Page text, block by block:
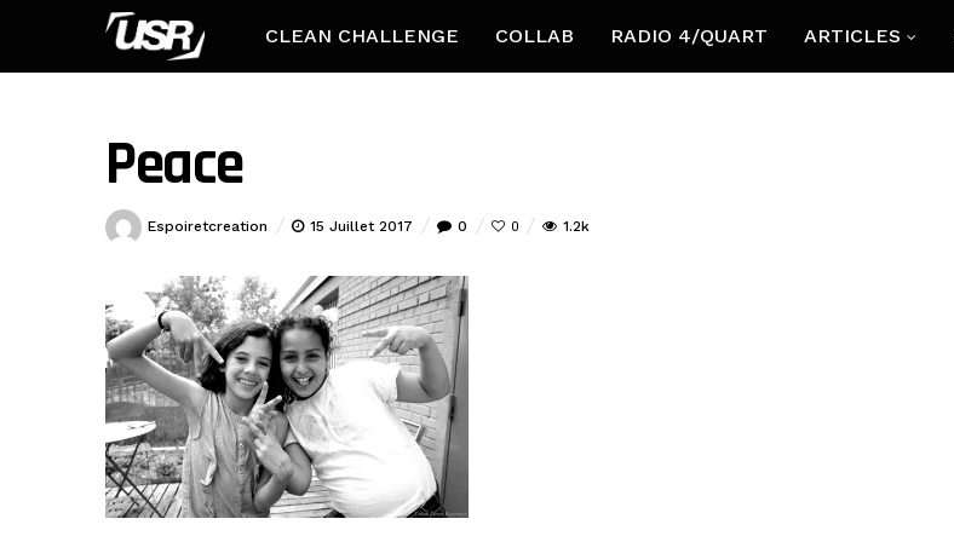
CLEAN CHALLENGE COLLAB RADIO 4/QUART ARTICLES
Peace
Espoiretcreation 15 Juillet 2017 0 0 1.2k